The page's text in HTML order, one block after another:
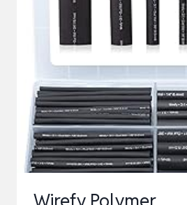
SORTIMENT
VERHÄLTNIS
2:1,
45MM
LÄNGE
MIT
12…